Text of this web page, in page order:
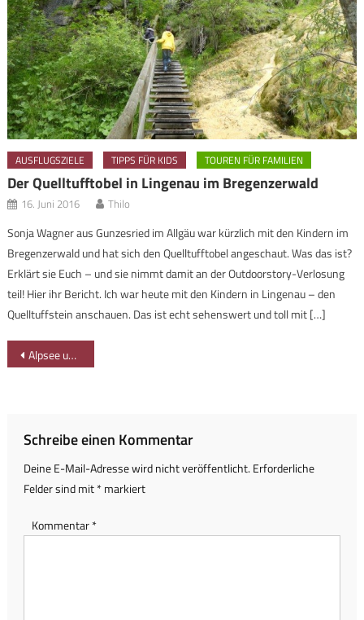
AUSFLUGSZIELE TIPPS FÜR KIDS TOUREN FÜR FAMILIEN
Der Quelltufftobel in Lingenau im Bregenzerwald
16. Juni 2016 Thilo
Sonja Wagner aus Gunzesried im Allgäu war kürzlich mit den Kindern im
Bregenzerwald und hat sich den Quelltufftobel angeschaut. Was das ist?
Erklärt sie Euch – und sie nimmt damit an der Outdoorstory-Verlosung
teil! Hier ihr Bericht. Ich war heute mit den Kindern in Lingenau – den
Quelltuffstein anschauen. Das ist echt sehenswert und toll mit […]
Beitragsnavigation
Alpsee unter dem Motto spaziergehen-mit-familie.de
Schreibe einen Kommentar
Deine E-Mail-Adresse wird nicht veröffentlicht. Erforderliche
Felder sind mit*markiert
Kommentar*